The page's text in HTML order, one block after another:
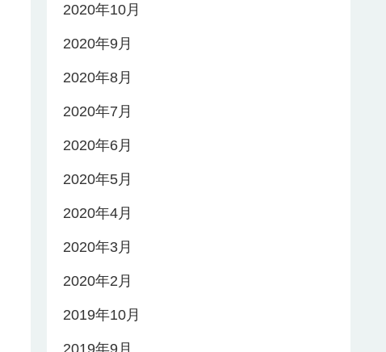
2020年10月
2020年9月
2020年8月
2020年7月
2020年6月
2020年5月
2020年4月
2020年3月
2020年2月
2019年10月